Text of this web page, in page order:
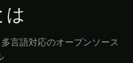
は
言語対応のオープンソース